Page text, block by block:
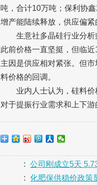
吨，合计10万吨；保利协
增产能陆续释放，供应偏紧
生意社多晶硅行业分
此前价格一直坚挺，但临
主因是供应相对紧张。但
料价格的回调。
业内人士认为，硅料
对于提振行业需求和上下
:
公司刚成立5天
:
化肥保供稳价政策